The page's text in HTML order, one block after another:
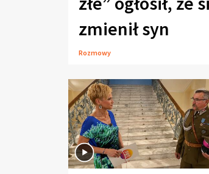
zmienił syn
Rozmowy